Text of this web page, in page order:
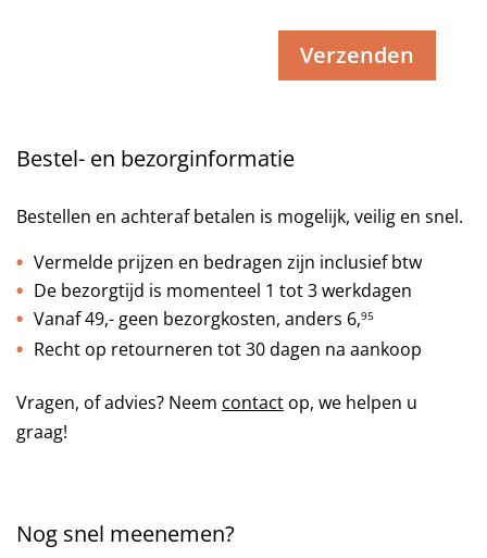
Bestel- en bezorginformatie
Bestellen en achteraf betalen is mogelijk, veilig en snel.
Vermelde prijzen en bedragen zijn inclusief btw
De bezorgtijd is momenteel 1 tot 3 werkdagen
Vanaf 49,- geen bezorgkosten, anders 6,95
Recht op retourneren tot 30 dagen na aankoop
Vragen, of advies? Neem contactop, we helpen u
graag!
Nog snel meenemen?